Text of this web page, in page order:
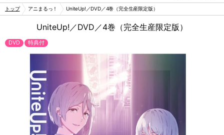
トップ アニまるっ！ UniteUp!／DVD／4巻（完全生産限定版）
UniteUp!／DVD／4巻（完全生産限定版）
DVD 特典付